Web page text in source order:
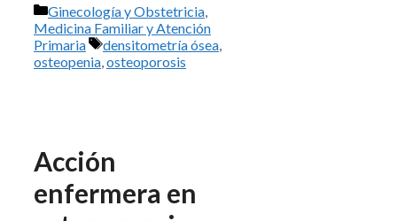
Categorías
Ginecología y Obstetricia
Medicina Familiar y Atención
Primaria
Etiquetas
densitometría ósea
osteopenia osteoporosis
Acción
enfermera en